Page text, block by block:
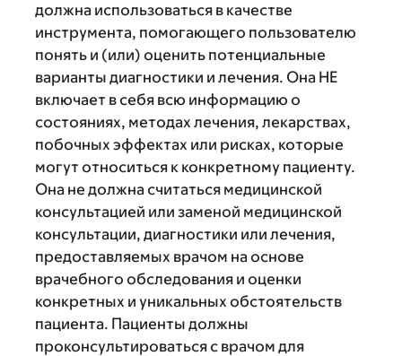
должна использоваться в качестве
инструмента, помогающего пользователю
понять и (или) оценить потенциальные
варианты диагностики и лечения. Она НЕ
включает в себя всю информацию о
состояниях, методах лечения, лекарствах,
побочных эффектах или рисках, которые
могут относиться к конкретному пациенту.
Она не должна считаться медицинской
консультацией или заменой медицинской
консультации, диагностики или лечения,
предоставляемых врачом на основе
врачебного обследования и оценки
конкретных и уникальных обстоятельств
пациента. Пациенты должны
проконсультироваться с врачом для